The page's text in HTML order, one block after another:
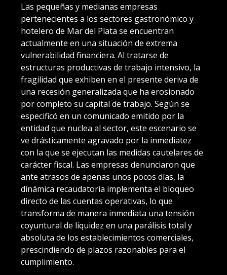
Las pequeñas y medianas empresas
pertenecientes a los sectores gastronómico y
hotelero de Mar del Plata se encuentran
actualmente en una situación de extrema
vulnerabilidad financiera. Al tratarse de
estructuras productivas de trabajo intensivo, la
fragilidad que exhiben en el presente deriva de
una recesión generalizada que ha erosionado
por completo su capital de trabajo. Según se
especificó en un comunicado emitido por la
entidad que nuclea al sector, este escenario se
ve drásticamente agravado por la inmediatez
con la que se ejecutan las medidas cautelares de
carácter fiscal. Las empresas denunciaron que
ante atrasos de apenas unos pocos días, la
dinámica recaudatoria implementa el bloqueo
directo de las cuentas operativas, lo que
transforma de manera inmediata una tensión
coyuntural de liquidez en una parálisis total y
absoluta de los establecimientos comerciales,
prescindiendo de plazos razonables para el
cumplimiento.